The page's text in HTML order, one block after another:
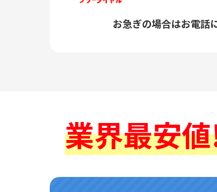
お急ぎの場合はお電話
業界最安